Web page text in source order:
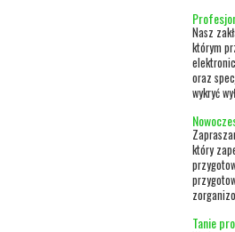
Nasz
którym
oraz
wykryć
który
Tanie